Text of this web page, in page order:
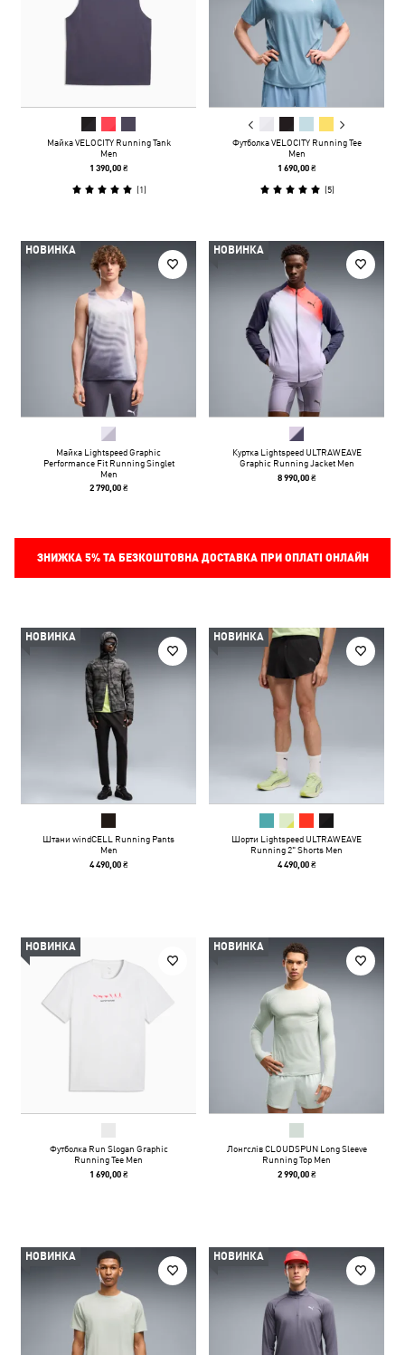
Майка VELOCITY Running Tank
Men
1 390,00 ₴
(1)
Футболка VELOCITY Running Tee
Men
1 690,00 ₴
(5)
НОВИНКА
Майка Lightspeed Graphic
Performance Fit Running Singlet
Men
2 790,00 ₴
НОВИНКА
Куртка Lightspeed ULTRAWEAVE
Graphic Running Jacket Men
8 990,00 ₴
ЗНИЖКА 5%ТА БЕЗКОШТОВНА ДОСТАВКА ПРИ ОПЛАТІ ОНЛАЙН
НОВИНКА
Штани windCELL Running Pants
Men
4 490,00 ₴
НОВИНКА
Шорти Lightspeed ULTRAWEAVE
Running 2" Shorts Men
4 490,00 ₴
НОВИНКА
Футболка Run Slogan Graphic
Running Tee Men
1 690,00 ₴
НОВИНКА
Лонгслів CLOUDSPUN Long Sleeve
Running Top Men
2 990,00 ₴
НОВИНКА НОВИНКА